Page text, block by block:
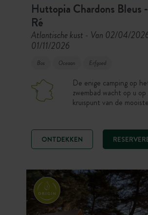
Huttopia Chardons Bleus
Ré
Atlantische kust - Van 02/04/
01/11/2026
Bos Oceaan Erfgoed
De enige camping op
zwembad wacht op u
kruispunt van de
de schaduwrijke
verschillende
dennenbos u voor een
plaatse twee mooie
een peuterbad om af te
ONTDEKKEN